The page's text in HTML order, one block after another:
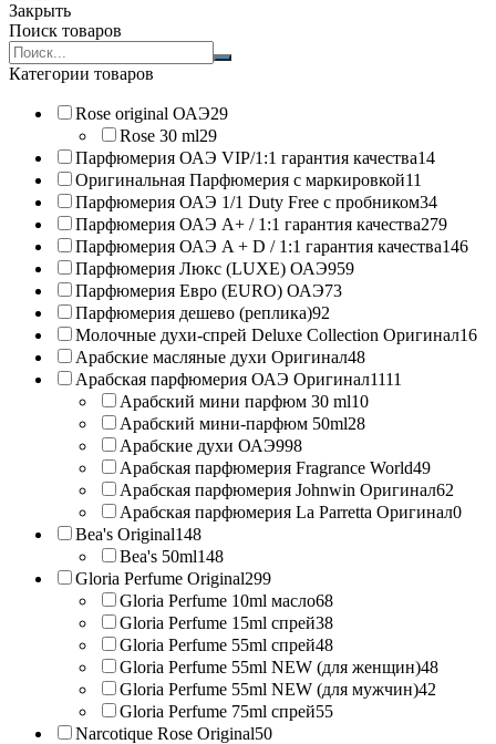
Закрыть
Поиск товаров
Search
products:
Категории товаров
Rose original ОАЭ29
Rose 30 ml29
Парфюмерия ОАЭ VIP/1:1 гарантия качества14
Оригинальная Парфюмерия с маркировкой11
Парфюмерия ОАЭ 1/1 Duty Free с пробником34
Парфюмерия ОАЭ A+ / 1:1 гарантия качества279
Парфюмерия ОАЭ A + D / 1:1 гарантия качества146
Парфюмерия Люкс (LUXE) ОАЭ959
Парфюмерия Евро (EURO) ОАЭ73
Парфюмерия дешево (реплика)92
Молочные духи-спрей Deluxe Collection Оригинал16
Арабские масляные духи Оригинал48
Арабская парфюмерия ОАЭ Оригинал1111
Арабский мини парфюм 30 ml10
Арабский мини-парфюм 50ml28
Арабские духи ОАЭ998
Арабская парфюмерия Fragrance World49
Арабская парфюмерия Johnwin Оригинал62
Арабская парфюмерия La Parretta Оригинал0
Bea's Original148
Bea's 50ml148
Gloria Perfume Original299
Gloria Perfume 10ml масло68
Gloria Perfume 15ml спрей38
Gloria Perfume 55ml спрей48
Gloria Perfume 55ml NEW (для женщин)48
Gloria Perfume 55ml NEW (для мужчин)42
Gloria Perfume 75ml спрей55
Narcotique Rose Original50